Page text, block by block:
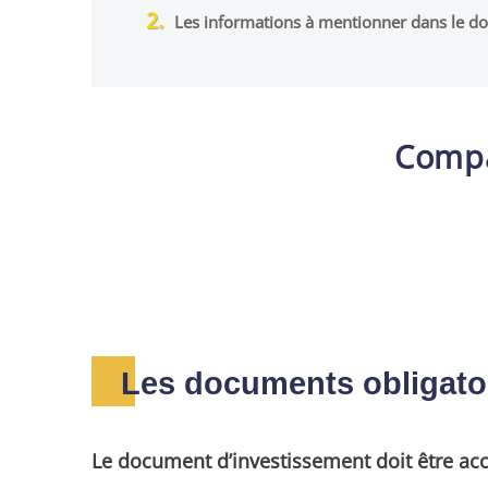
Les informations à mentionner dans le
Les documents
Le document d’investissement doit être